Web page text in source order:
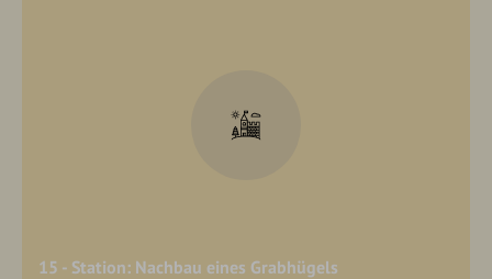
15 - Station: Nachbau eines Grabhügels